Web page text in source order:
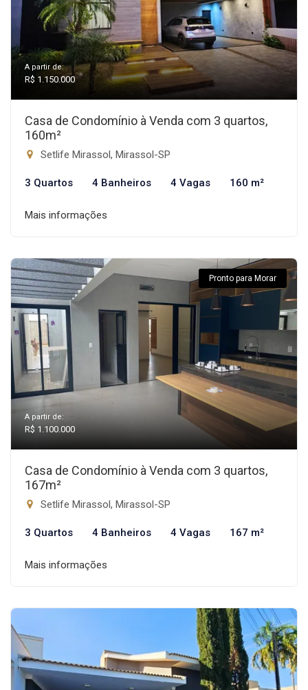
A partir de:
R$ 1.150.000
Casa de Condomínio à Venda com 3 quartos,
160m²
Setlife Mirassol, Mirassol-SP
3 Quartos 4 Banheiros 4 Vagas 160 m²
Mais informações
Pronto para Morar
A partir de:
R$ 1.100.000
Casa de Condomínio à Venda com 3 quartos,
167m²
Setlife Mirassol, Mirassol-SP
3 Quartos 4 Banheiros 4 Vagas 167 m²
Mais informações